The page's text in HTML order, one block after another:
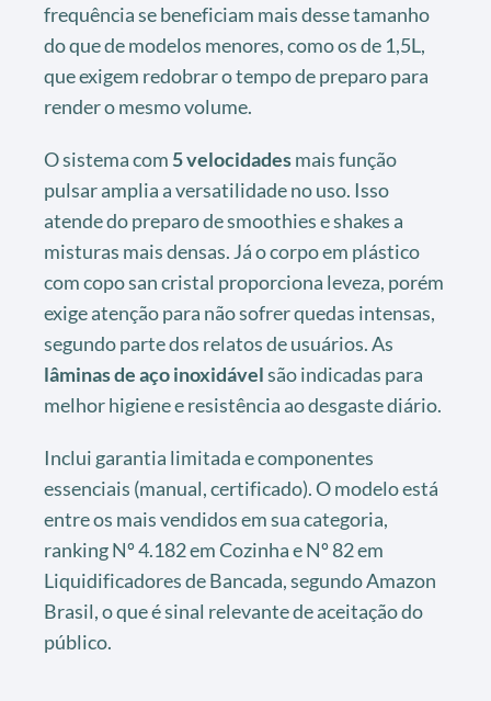
frequência se beneficiam mais desse tamanho
do que de modelos menores, como os de 1,5L,
que exigem redobrar o tempo de preparo para
render o mesmo volume.
O sistema com 5 velocidadesmais função
pulsar amplia a versatilidade no uso. Isso
atende do preparo de smoothies e shakes a
misturas mais densas. Já o corpo em plástico
com copo san cristal proporciona leveza, porém
exige atenção para não sofrer quedas intensas,
segundo parte dos relatos de usuários. As
lâminas de aço inoxidávelsão indicadas para
melhor higiene e resistência ao desgaste diário.
Inclui garantia limitada e componentes
essenciais (manual, certificado). O modelo está
entre os mais vendidos em sua categoria,
ranking Nº 4.182 em Cozinha e Nº 82 em
Liquidificadores de Bancada, segundo Amazon
Brasil, o que é sinal relevante de aceitação do
público.